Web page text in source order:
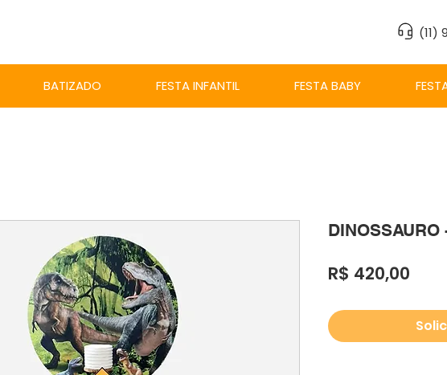
(11)
BATIZADO FESTA INFANTIL FESTA BABY
DINOSSAURO
R$ 420,00